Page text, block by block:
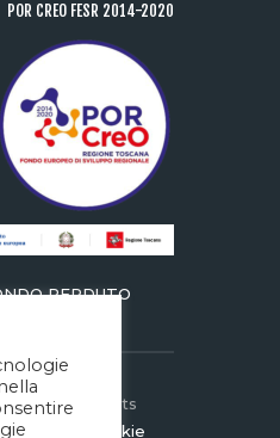
POR CREO FESR 2014-2020
PERDUTO
2026. All rights
Policy Cookie